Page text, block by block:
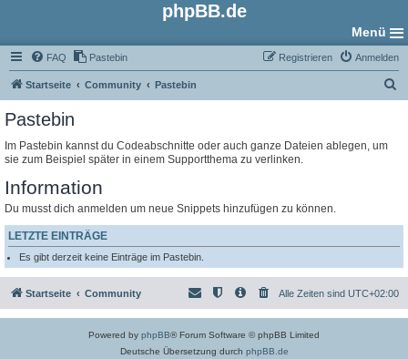
phpBB.de
Menü
FAQ Pastebin Anmelden
Registrieren
Startseite Community Pastebin
Pastebin
Im Pastebin kannst du Codeabschnitte oder auch ganze Dateien ablegen, um
sie zum Beispiel später in einem Supportthema zu verlinken.
Information
Du musst dich anmelden um neue Snippets hinzufügen zu können.
LETZTE EINTRÄGE
Es gibt derzeit keine Einträge im Pastebin.
Startseite Community Alle Zeiten sind UTC+02:00
Powered by phpBB® Forum Software © phpBB Limited
Deutsche Übersetzung durch phpBB.de